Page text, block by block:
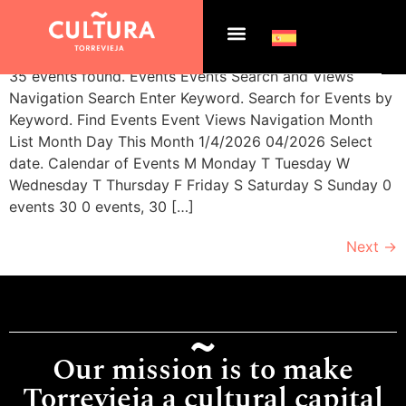
Archives: Events
35 events found. Events Events Search and Views
Navigation Search Enter Keyword. Search for Events by
Keyword. Find Events Event Views Navigation Month
List Month Day This Month 1/4/2026 04/2026 Select
date. Calendar of Events M Monday T Tuesday W
Wednesday T Thursday F Friday S Saturday S Sunday 0
events 30 0 events, 30 […]
Next →
Our mission is to make